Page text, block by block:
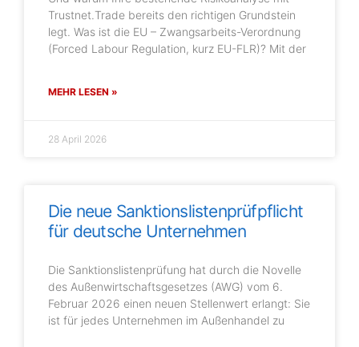
Trustnet.Trade bereits den richtigen Grundstein
legt. Was ist die EU – Zwangsarbeits-Verordnung
(Forced Labour Regulation, kurz EU-FLR)? Mit der
MEHR LESEN »
28 April 2026
Die neue Sanktionslistenprüfpflicht
für deutsche Unternehmen
Die Sanktionslistenprüfung hat durch die Novelle
des Außenwirtschaftsgesetzes (AWG) vom 6.
Februar 2026 einen neuen Stellenwert erlangt: Sie
ist für jedes Unternehmen im Außenhandel zu